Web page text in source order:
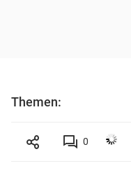
Themen:
0